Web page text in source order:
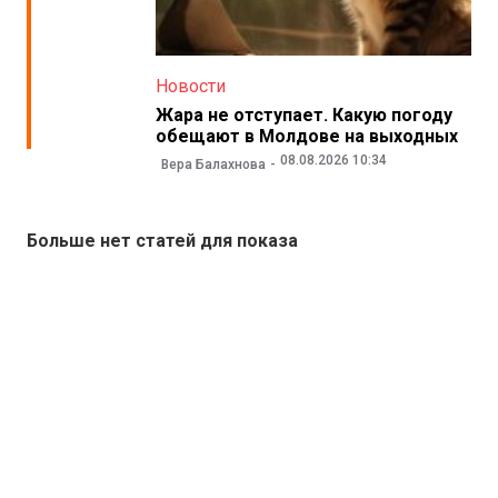
Новости
Жара не отступает. Какую погоду
обещают в Молдове на выходных
Вера Балахнова 08.08.2026 10:34
Больше нет статей для показа